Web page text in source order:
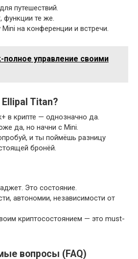
путешествий.
те же.
на конференции и встречи.
полное управление своими
Titan?
в крипте — однозначно да.
да, но начни с Mini.
и ты поймёшь разницу
бронёй.
Это состояние.
автономии, независимости от
криптосостоянием — это must-
вопросы (FAQ)